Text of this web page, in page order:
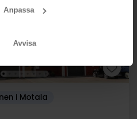
Anpassa
Avvisa
i Motala